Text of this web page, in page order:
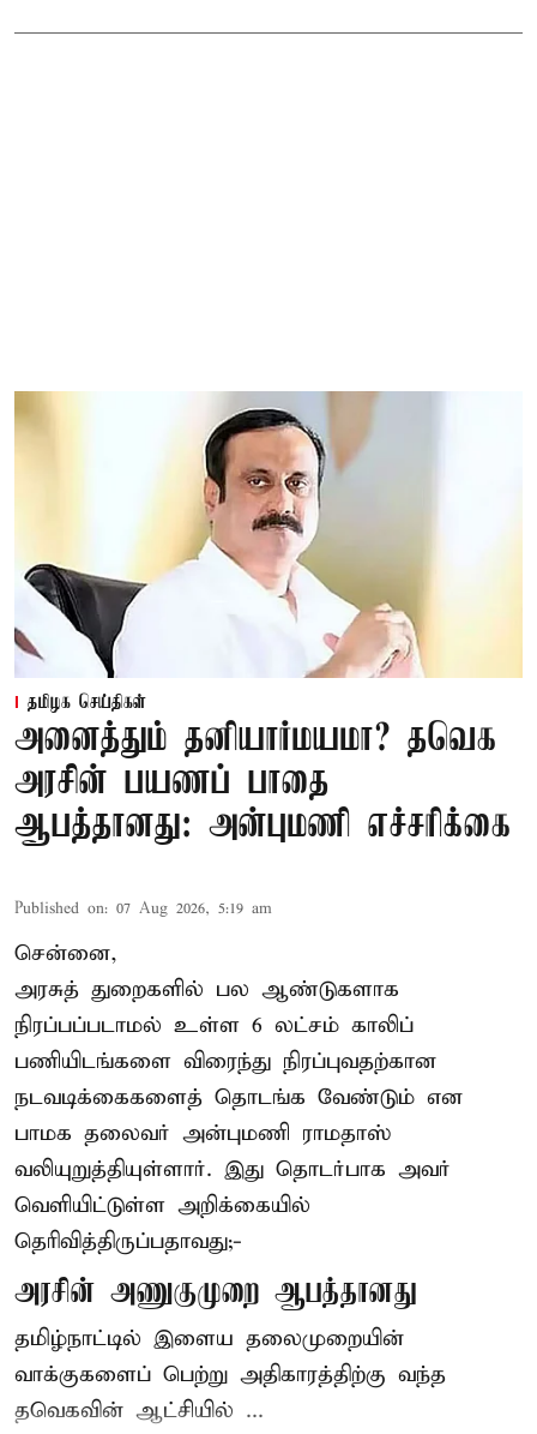
தமிழக செய்திகள்
அனைத்தும் தனியார்மயமா? தவெக
அரசின் பயணப் பாதை
ஆபத்தானது: அன்புமணி எச்சரிக்கை
Published on: 07 Aug 2026, 5:19 am
சென்னை,
அரசுத் துறைகளில் பல ஆண்டுகளாக
நிரப்பப்படாமல் உள்ள 6 லட்சம் காலிப்
பணியிடங்களை விரைந்து நிரப்புவதற்கான
நடவடிக்கைகளைத் தொடங்க வேண்டும் என
பாமக தலைவர் அன்புமணி ராமதாஸ்
வலியுறுத்தியுள்ளார். இது தொடர்பாக அவர்
வெளியிட்டுள்ள அறிக்கையில்
தெரிவித்திருப்பதாவது;-
அரசின் அணுகுமுறை ஆபத்தானது
தமிழ்நாட்டில் இளைய தலைமுறையின்
வாக்குகளைப் பெற்று அதிகாரத்திற்கு வந்த
தவெகவின் ஆட்சியில் ...